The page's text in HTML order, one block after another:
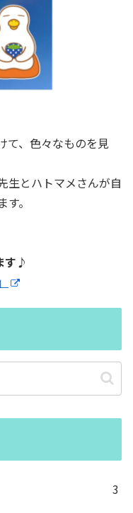
て、色々なものを見
生とハトマメさんが自
。
す♪
3